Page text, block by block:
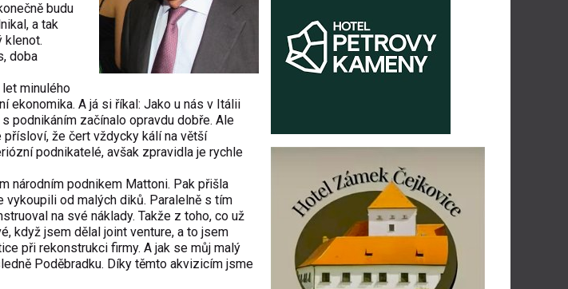
budu
a tak
klenot.
doba
minulého
A já si říkal: Jako u nás v Itálii
podnikáním začínalo opravdu dobře. Ale
že čert vždycky kálí na větší
podnikatelé, avšak zpravidla je rychle
národním podnikem Mattoni. Pak přišla
od malých diků. Paralelně s tím
na své náklady. Takže z toho, co už
když jsem dělal joint venture, a to jsem
při rekonstrukci firmy. A jak se můj malý
Poděbradku. Díky těmto akvizicím jsme